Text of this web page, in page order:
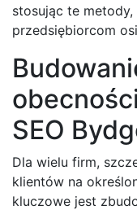
stosując te
przedsiębiorcom
SEO
Dla wielu firm,
klientów na
kluczowe jest